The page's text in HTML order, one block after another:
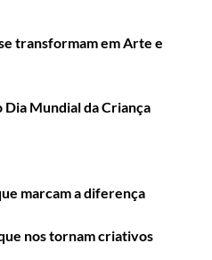
transformam em Arte e
Dia Mundial da Criança
marcam a diferença
nos tornam criativos